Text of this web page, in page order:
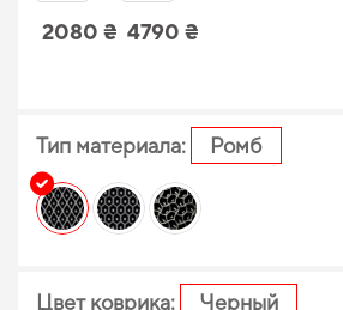
2080 ₴ 4790 ₴
Тип материала: Ромб
Цвет коврика: Черный